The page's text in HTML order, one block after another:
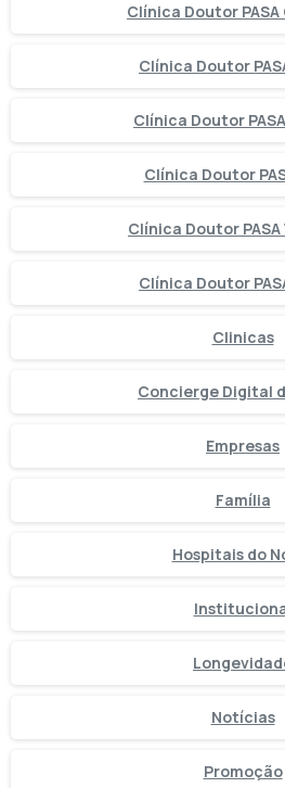
Clínica Doutor
Clínica Doutor
Clínica Doutor
Clínica Doutor
Clínica Doutor PASA
Clínica Doutor
Clinicas
Concierge Digital
Empresas
Família
Hospitais do
Notícias
Promoção